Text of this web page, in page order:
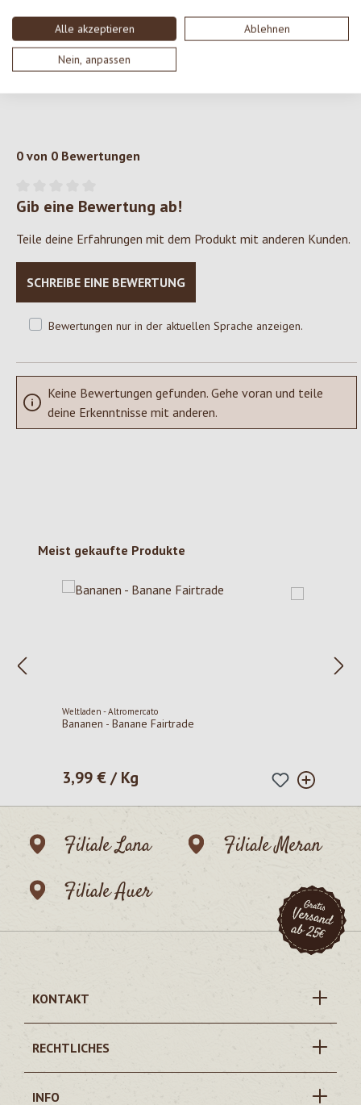
Alle akzeptieren Ablehnen
Nein, anpassen
Gepuffter Vollkornreis*, Zartbitterschokolade* 50%
(Kakaomasse*, Rohrzucker*, Kakaobutter*, Vanille*)
*aus kontrolliert biologischer Landwirtschaft
0 von 0 Bewertungen
Durchschnittliche Bewertung von 0 von 5 Sternen
Gib eine Bewertung ab!
Teile deine Erfahrungen mit dem Produkt mit anderen Kunden.
SCHREIBE EINE BEWERTUNG
Bewertungen nur in der aktuellen Sprache anzeigen.
Keine Bewertungen gefunden. Gehe voran und teile
deine Erkenntnisse mit anderen.
Produktgalerie überspringen
Meist gekaufte Produkte
Weltladen - Altromercato
Bananen - Banane Fairtrade
Regulärer Preis:
3,99 € / Kg
Filiale Lana
Filiale Meran
Filiale Auer
KONTAKT
RECHTLICHES
INFO